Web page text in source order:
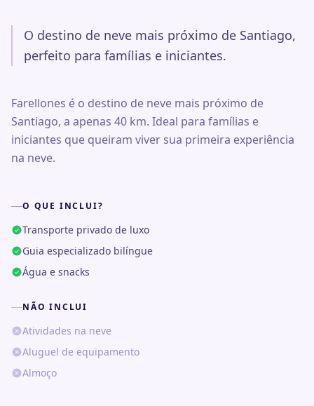
O destino de neve mais próximo de Santiago,
perfeito para famílias e iniciantes.
Farellones é o destino de neve mais próximo de
Santiago, a apenas 40 km. Ideal para famílias e
iniciantes que queiram viver sua primeira experiência
na neve.
O QUE INCLUI?
Transporte privado de luxo
Guia especializado bilíngue
Água e snacks
NÃO INCLUI
Atividades na neve
Aluguel de equipamento
Almoço